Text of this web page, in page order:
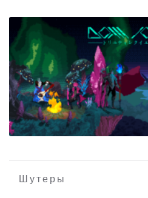
Toasty
Шутеры